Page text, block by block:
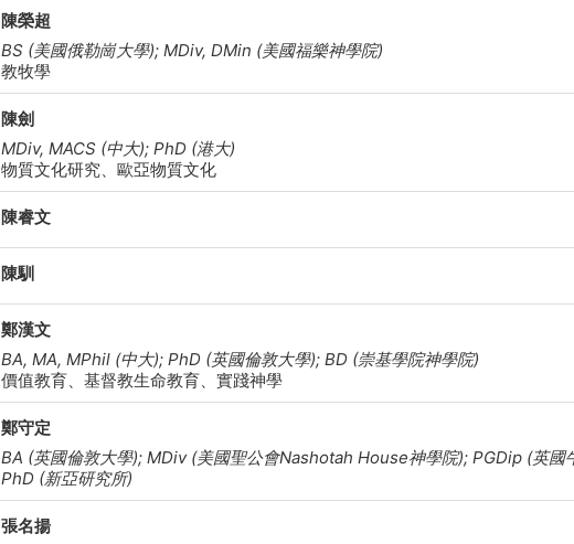
陳榮超
BS (美國俄勒崗大學); MDiv, DMin (美國福樂神學院)
教牧學
陳劍
MDiv, MACS (中大); PhD (港大)
物質文化研究、歐亞物質文化
陳睿文
陳馴
鄭漢文
BA, MA, MPhil (中大); PhD (英國倫敦大學); BD (崇基學院神學院)
價值教育、基督教生命教育、實踐神學
鄭守定
BA (英國倫敦大學); MDiv (美國聖公會Nashotah House神學院); PGDip (英
PhD (新亞研究所)
張名揚